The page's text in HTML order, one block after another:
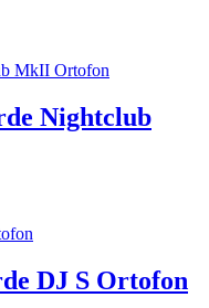
Nightclub
DJ S Ortofon